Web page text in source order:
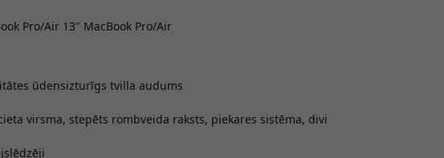
Pro/Air 13" MacBook Pro/Air
ūdensizturīgs tvilla audums
virsma, stepēts rombveida raksts, piekares sistēma, divi